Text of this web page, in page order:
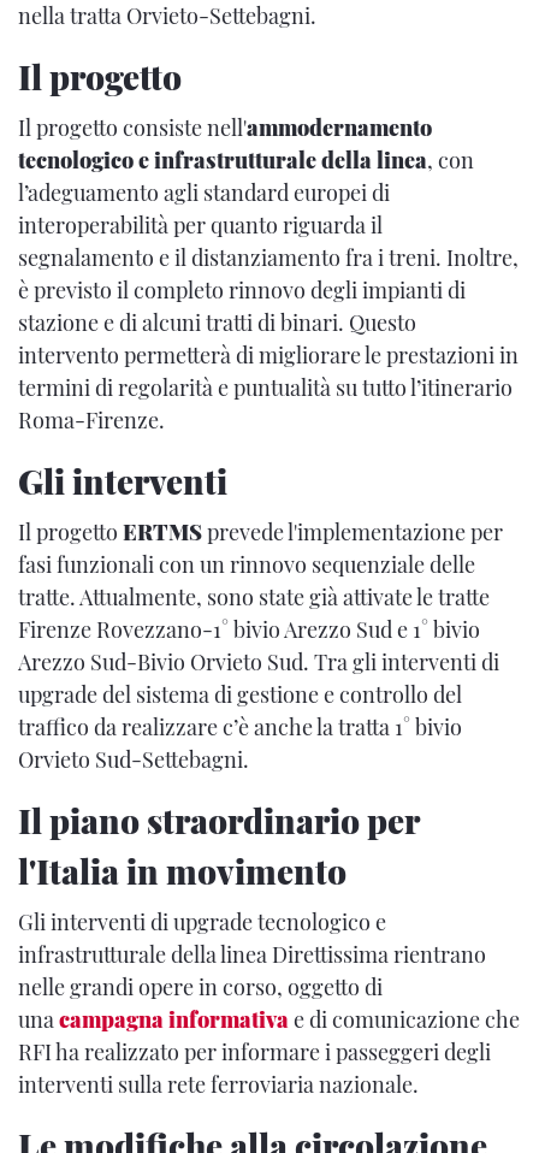
nella tratta Orvieto-Settebagni.
Il progetto
Il progetto consiste nell'ammodernamento
tecnologico e infrastrutturale della linea, con
l’adeguamento agli standard europei di
interoperabilità per quanto riguarda il
segnalamento e il distanziamento fra i treni. Inoltre,
è previsto il completo rinnovo degli impianti di
stazione e di alcuni tratti di binari. Questo
intervento permetterà di migliorare le prestazioni in
termini di regolarità e puntualità su tutto l’itinerario
Roma-Firenze.
Gli interventi
Il progetto ERTMSprevede l'implementazione per
fasi funzionali con un rinnovo sequenziale delle
tratte. Attualmente, sono state già attivate le tratte
Firenze Rovezzano-1° bivio Arezzo Sud e 1° bivio
Arezzo Sud-Bivio Orvieto Sud. Tra gli interventi di
upgrade del sistema di gestione e controllo del
traffico da realizzare c’è anche la tratta 1° bivio
Orvieto Sud-Settebagni.
Il piano straordinario per
l'Italia in movimento
Gli interventi di upgrade tecnologico e
infrastrutturale della linea Direttissima rientrano
nelle grandi opere in corso, oggetto di
unacampagna informativae di comunicazione che
RFI ha realizzato per informare i passeggeri degli
interventi sulla rete ferroviaria nazionale.